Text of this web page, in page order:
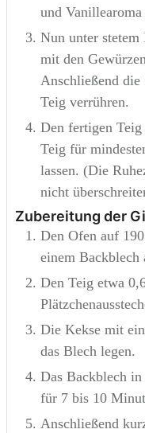
und Vanillearoma
Nun unter stetem
mit den
Anschließend die
Teig verrühren.
Den fertigen
Teig für
lassen. (Die
nicht
Zubereitung der
Den Ofen auf
einem Backblech
Den Teig etwa
Die Kekse mit
das Blech legen.
Das Backblech
für 7 bis 10
Anschließend